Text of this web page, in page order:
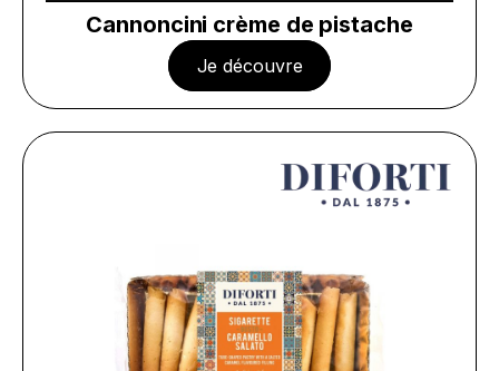
Cannoncini crème de pistache
Je découvre